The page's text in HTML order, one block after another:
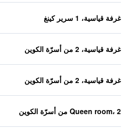
غرفة قياسية، 1 سرير كينغ
غرفة قياسية، 2 من أسرّة الكوين
غرفة قياسية، 2 من أسرّة الكوين
Queen room، 2 من أسرّة الكوين